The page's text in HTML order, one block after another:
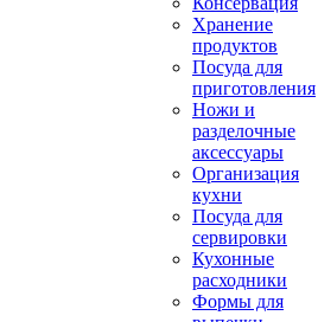
Хранение
продуктов
Посуда для
приготовления
Ножи и
разделочные
аксессуары
Организация
кухни
Посуда для
сервировки
Кухонные
расходники
Формы для